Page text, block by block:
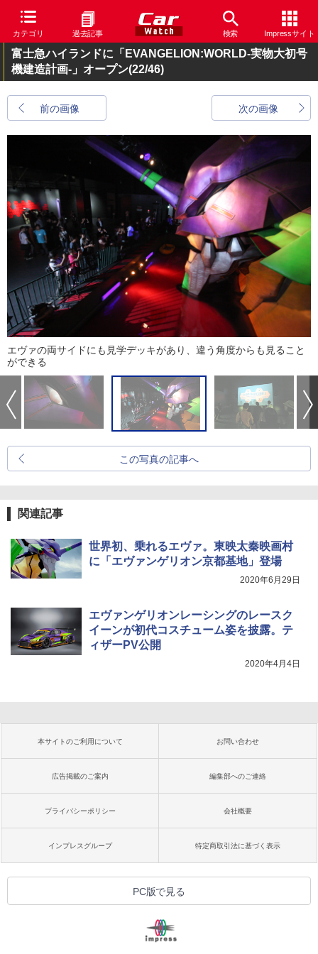
カテゴリ 過去記事 検索 Impressサイト
富士急ハイランドに「EVANGELION:WORLD-実物大初号
機建造計画-」オープン(22/46)
前の画像 次の画像
エヴァの両サイドにも見学デッキがあり、違う角度からも見ること
ができる
この写真の記事へ
関連記事
世界初、乗れるエヴァ。東映太秦映画村
に「エヴァンゲリオン京都基地」登場
2020年6月29日
エヴァンゲリオンレーシングのレースク
イーンが初代コスチューム姿を披露。テ
ィザーPV公開
2020年4月4日
本サイトのご利用について お問い合わせ
広告掲載のご案内 編集部へのご連絡
プライバシーポリシー 会社概要
インプレスグループ 特定商取引法に基づく表示
PC版で見る